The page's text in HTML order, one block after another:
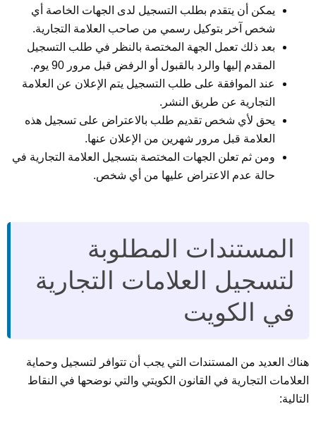
يمكن أن يتقدم بطلب التسجيل لدى الجهات الخاصة أي
شخص آخر بتوكيل رسمي من صاحب العلامة التجارية.
بعد ذلك تعمل الجهة المختصة بالنظر في طلب التسجيل
المقدم إليها والرد بالقبول أو الرفض قبل مرور 90 يوم.
عند الموافقة على طلب التسجيل يتم الإعلان عن العلامة
التجارية عن طريق النشر.
يحق لأي شخص تقديم طلب بالاعتراض على تسجيل هذه
العلامة قبل مرور شهرين من الإعلان عنها.
ومن ثم تعلن الجهات المختصة بتسجيل العلامة التجارية في
حالة عدم الاعتراض عليها من أي شخص.
المستندات المطلوبة
لتسجيل العلامات التجارية
في الكويت
هناك العديد من المستندات التي يجب أن تتوافر لتسجيل وحماية
العلامات التجارية في القانون الكويتي والتي نوضحها في النقاط
التالية: